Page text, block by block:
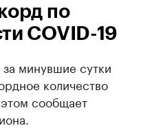
по
COVID-19
минувшие сутки
количество
сообщает